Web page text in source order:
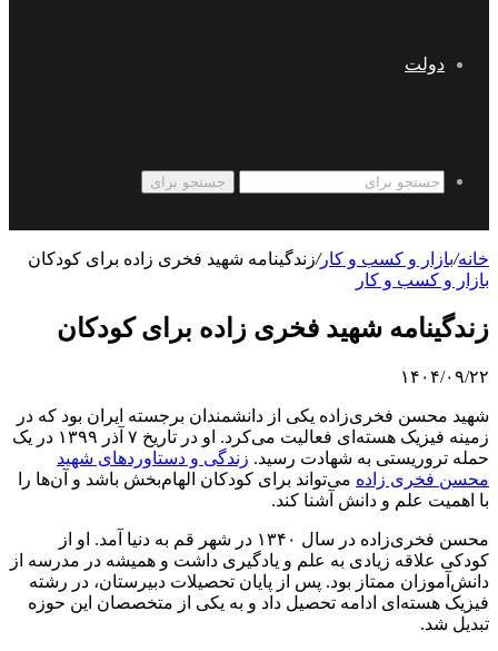
دولت
جستجو برای
خانه/بازار و کسب و کار/زندگینامه شهید فخری زاده برای کودکان
بازار و کسب و کار
زندگینامه شهید فخری زاده برای کودکان
۱۴۰۴/۰۹/۲۲
شهید محسن فخری‌زاده یکی از دانشمندان برجسته ایران بود که در
زمینه فیزیک هسته‌ای فعالیت می‌کرد. او در تاریخ ۷ آذر ۱۳۹۹ در یک
حمله تروریستی به شهادت رسید. زندگی و دستاوردهای شهید
محسن فخری زاده می‌تواند برای کودکان الهام‌بخش باشد و آن‌ها را
با اهمیت علم و دانش آشنا کند.
محسن فخری‌زاده در سال ۱۳۴۰ در شهر قم به دنیا آمد. او از
کودکی علاقه زیادی به علم و یادگیری داشت و همیشه در مدرسه از
دانش‌آموزان ممتاز بود. پس از پایان تحصیلات دبیرستان، در رشته
فیزیک هسته‌ای ادامه تحصیل داد و به یکی از متخصصان این حوزه
تبدیل شد.